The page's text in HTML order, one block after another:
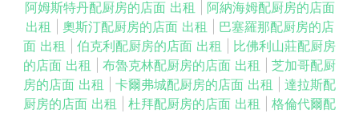
阿姆斯特丹配厨房的店面 出租
阿納海姆配厨房的店面
出租
奧斯汀配厨房的店面 出租
巴塞羅那配厨房的店
面 出租
伯克利配厨房的店面 出租
比佛利山莊配厨房
的店面 出租
布魯克林配厨房的店面 出租
芝加哥配厨
房的店面 出租
卡爾弗城配厨房的店面 出租
達拉斯配
厨房的店面 出租
杜拜配厨房的店面 出租
格倫代爾配